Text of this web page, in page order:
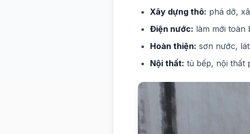
Xây dựng thô: phá dỡ,
Điện nước: làm mới toàn
Hoàn thiện: sơn nước,
Nội thất: tủ bếp, nội thất